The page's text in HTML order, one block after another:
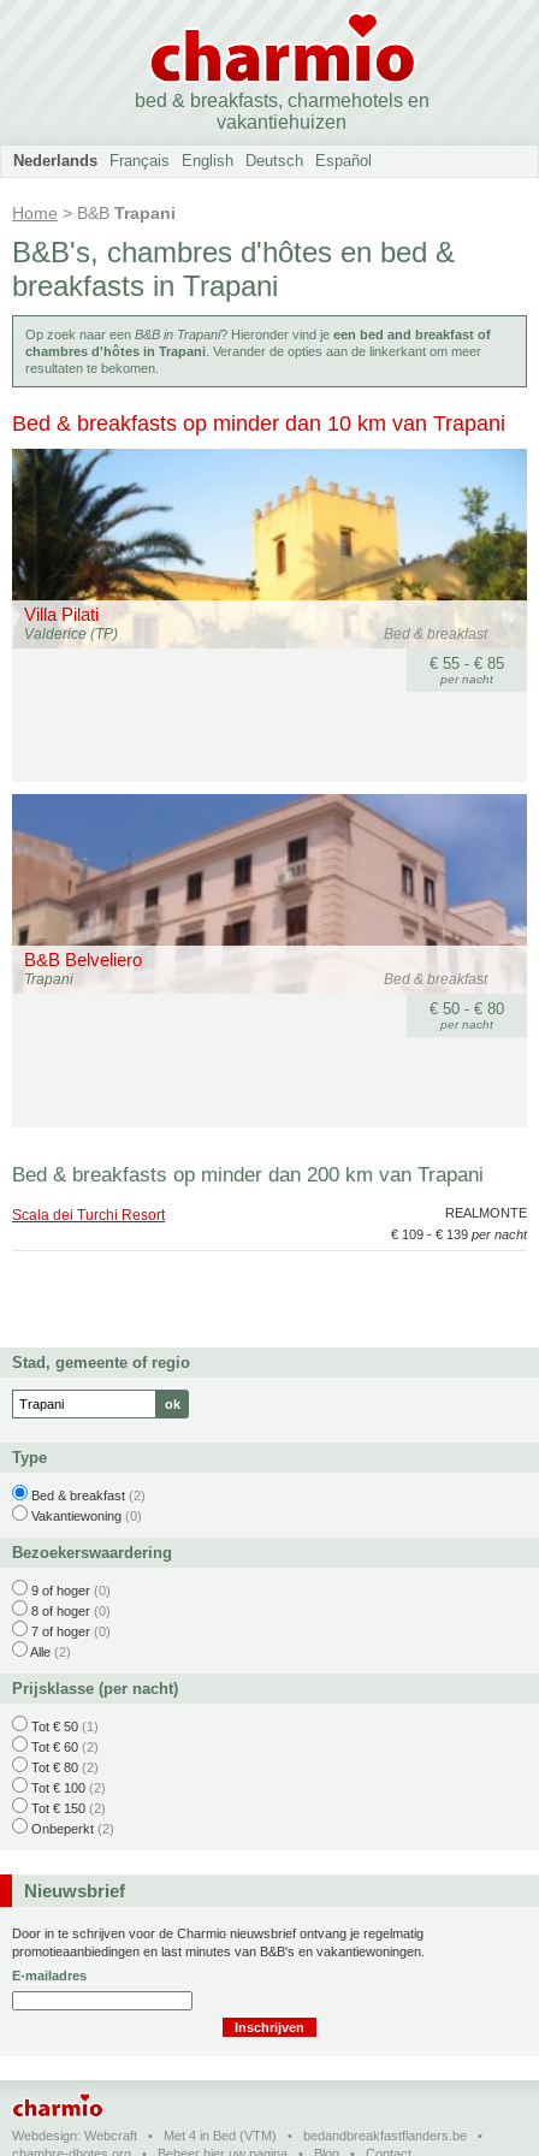
bed & breakfasts, charmehotels en
vakantiehuizen
Nederlands Français English Deutsch Español
Home > B&B Trapani
B&B's, chambres d'hôtes en bed &
breakfasts in Trapani
Op zoek naar een B&B in Trapani? Hieronder vind je een bed and breakfast of
chambres d'hôtes in Trapani . Verander de opties aan de linkerkant om meer
resultaten te bekomen.
Bed & breakfasts op minder dan 10 km van Trapani
Villa Pilati
Bed & breakfast
Valderice (TP)
€ 55 - € 85
per nacht
B&B Belveliero
Bed & breakfast
Trapani
€ 50 - € 80
per nacht
Bed & breakfasts op minder dan 200 km van Trapani
REALMONTE
Scala dei Turchi Resort
€ 109 - € 139 per nacht
Stad, gemeente of regio
Type
Bed & breakfast (2)
Vakantiewoning (0)
Bezoekerswaardering
9 of hoger (0)
8 of hoger (0)
7 of hoger (0)
Alle (2)
Prijsklasse (per nacht)
Tot € 50 (1)
Tot € 60 (2)
Tot € 80 (2)
Tot € 100 (2)
Tot € 150 (2)
Onbeperkt (2)
Nieuwsbrief
Door in te schrijven voor de Charmio nieuwsbrief ontvang je regelmatig
promotieaanbiedingen en last minutes van B&B's en vakantiewoningen.
E-mailadres
Webdesign: Webcraft • Met 4 in Bed (VTM) • bedandbreakfastflanders.be •